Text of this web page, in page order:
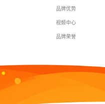
品牌优势
视频中心
品牌荣誉